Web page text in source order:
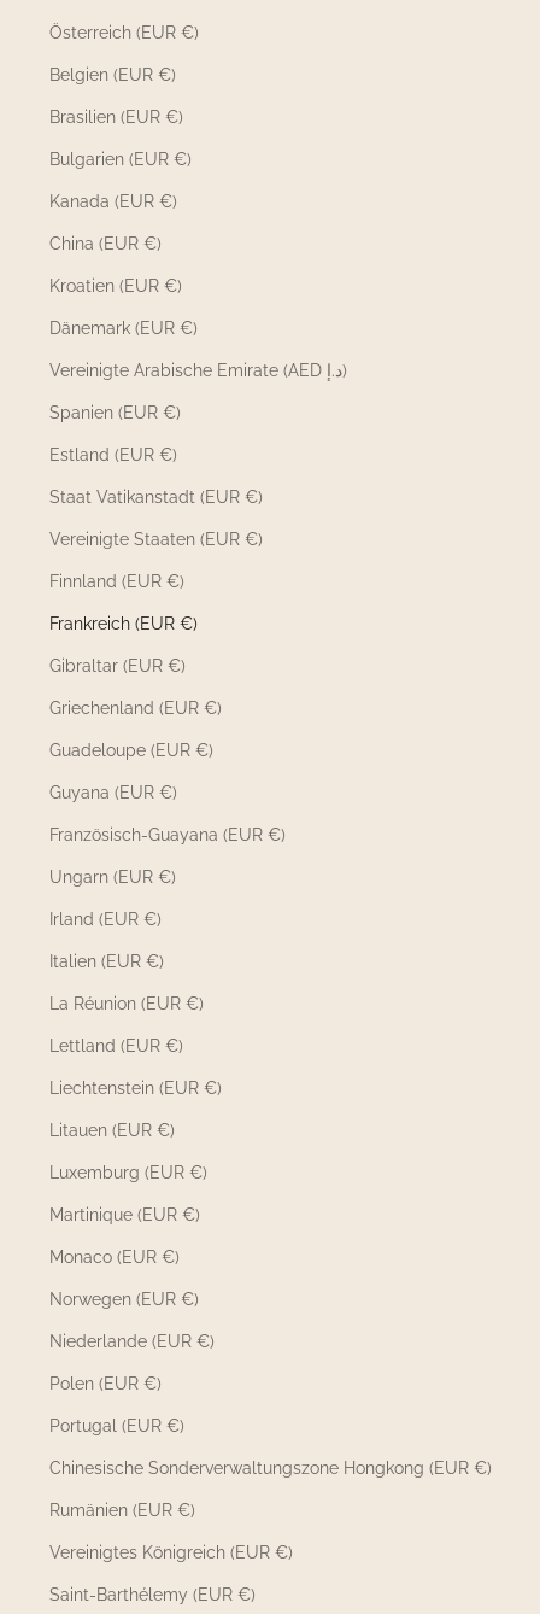
Österreich (EUR €)
Belgien (EUR €)
Brasilien (EUR €)
Bulgarien (EUR €)
Kanada (EUR €)
China (EUR €)
Kroatien (EUR €)
Dänemark (EUR €)
Vereinigte Arabische Emirate (AED د.إ)
Spanien (EUR €)
Estland (EUR €)
Staat Vatikanstadt (EUR €)
Vereinigte Staaten (EUR €)
Finnland (EUR €)
Frankreich (EUR €)
Gibraltar (EUR €)
Griechenland (EUR €)
Guadeloupe (EUR €)
Guyana (EUR €)
Französisch-Guayana (EUR €)
Ungarn (EUR €)
Irland (EUR €)
Italien (EUR €)
La Réunion (EUR €)
Lettland (EUR €)
Liechtenstein (EUR €)
Litauen (EUR €)
Luxemburg (EUR €)
Martinique (EUR €)
Monaco (EUR €)
Norwegen (EUR €)
Niederlande (EUR €)
Polen (EUR €)
Portugal (EUR €)
Chinesische Sonderverwaltungszone Hongkong (EUR €)
Rumänien (EUR €)
Vereinigtes Königreich (EUR €)
Saint-Barthélemy (EUR €)